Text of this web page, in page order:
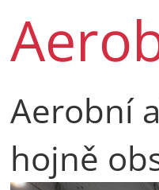
Aerobní
hojně